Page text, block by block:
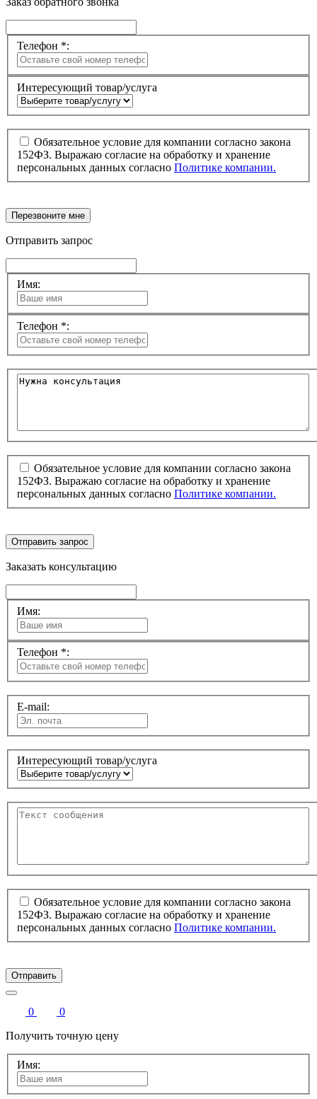
Телефон *:
Интересующий товар/услуга
Обязательное условие для компании согласно закона
152ФЗ. Выражаю согласие на обработку и хранение
персональных данных согласно Политике компании.
Перезвоните мне
Отправить запрос
Имя:
Телефон *:
Обязательное условие для компании согласно закона
152ФЗ. Выражаю согласие на обработку и хранение
персональных данных согласно Политике компании.
Отправить запрос
Заказать консультацию
Имя:
Телефон *:
E-mail:
Интересующий товар/услуга
Обязательное условие для компании согласно закона
152ФЗ. Выражаю согласие на обработку и хранение
персональных данных согласно Политике компании.
Отправить
0
0
Получить точную цену
Имя: